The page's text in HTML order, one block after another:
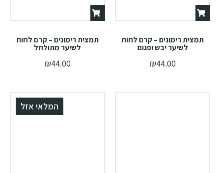
תמצית רימונים – קרם לחות
לשיער יבש ופגום
₪44.00
תמצית רימונים – קרם לחות
לשיער מתולתל
₪44.00
המלאי אזל